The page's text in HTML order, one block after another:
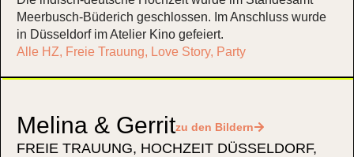
Meerbusch-Büderich geschlossen. Im Anschluss wurde
in Düsseldorf im Atelier Kino gefeiert.
Alle HZ, Freie Trauung, Love Story, Party
Melina & Gerritzu den Bildern
FREIE TRAUUNG, HOCHZEIT DÜSSELDORF,